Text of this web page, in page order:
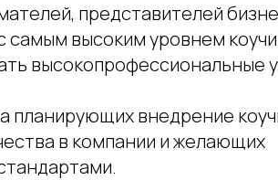
представителей
самым высоким уровнем
высокопрофессиональные
планирующих внедрение
в компании и желающих